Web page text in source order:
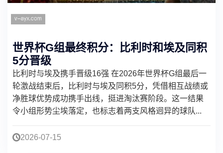
世界杯G组最终积分：比利时和埃及同积
5分晋级
比利时与埃及携手晋级16强 在2026年世界杯G组最后一
轮激战结束后，比利时与埃及同积5分，凭借相互战绩或
净胜球优势成功携手出线，挺进淘汰赛阶段。这一结果
令小组形势尘埃落定，也标志着两支风格迥异的球队...
2026-07-15